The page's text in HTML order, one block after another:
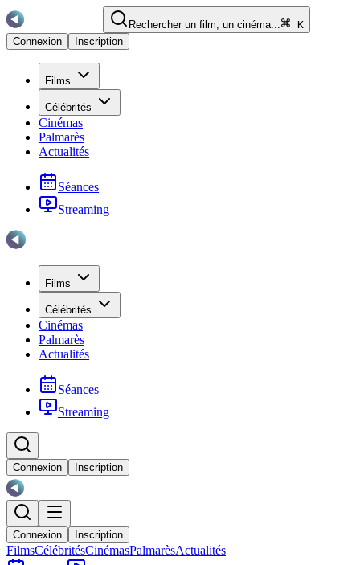
Rechercher un film, un cinéma...
K
Connexion
Inscription
Films
Célébrités
Cinémas
Palmarès
Actualités
Séances
Streaming
Films
Célébrités
Cinémas
Palmarès
Actualités
Séances
Streaming
Connexion Inscription
Connexion Inscription
FilmsCélébritésCinémasPalmarèsActualités